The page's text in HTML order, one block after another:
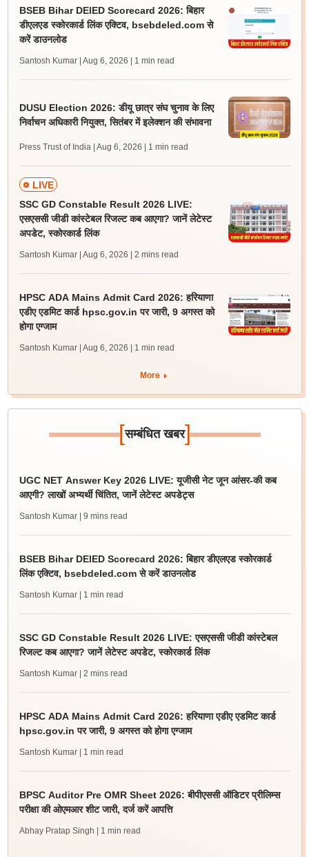
BSEB Bihar DElED Scorecard 2026: बिहार
डीएलएड स्कोरकार्ड लिंक एक्टिव, bsebdeled.com से
करें डाउनलोड
Santosh Kumar | Aug 6, 2026 | 1 min read
DUSU Election 2026: डीयू छात्र संघ चुनाव के लिए
निर्वाचन अधिकारी नियुक्त, सितंबर में इलेक्शन की संभावना
Press Trust of India | Aug 6, 2026 | 1 min read
LIVE
SSC GD Constable Result 2026 LIVE:
एसएससी जीडी कांस्टेबल रिजल्ट कब आएगा? जानें लेटेस्ट
अपडेट, स्कोरकार्ड लिंक
Santosh Kumar | Aug 6, 2026 | 2 mins read
HPSC ADA Mains Admit Card 2026: हरियाणा
एडीए एडमिट कार्ड hpsc.gov.in पर जारी, 9 अगस्त को
होगा एग्जाम
Santosh Kumar | Aug 6, 2026 | 1 min read
More
[सम्बंधित खबर]
UGC NET Answer Key 2026 LIVE: यूजीसी नेट जून आंसर-की कब
आएगी? लाखों अभ्यर्थी चिंतित, जानें लेटेस्ट अपडेट्स
Santosh Kumar | 9 mins read
BSEB Bihar DElED Scorecard 2026: बिहार डीएलएड स्कोरकार्ड
लिंक एक्टिव, bsebdeled.com से करें डाउनलोड
Santosh Kumar | 1 min read
SSC GD Constable Result 2026 LIVE: एसएससी जीडी कांस्टेबल
रिजल्ट कब आएगा? जानें लेटेस्ट अपडेट, स्कोरकार्ड लिंक
Santosh Kumar | 2 mins read
HPSC ADA Mains Admit Card 2026: हरियाणा एडीए एडमिट कार्ड
hpsc.gov.in पर जारी, 9 अगस्त को होगा एग्जाम
Santosh Kumar | 1 min read
BPSC Auditor Pre OMR Sheet 2026: बीपीएससी ऑडिटर प्रीलिम्स
परीक्षा की ओएमआर शीट जारी, दर्ज करें आपत्ति
Abhay Pratap Singh | 1 min read